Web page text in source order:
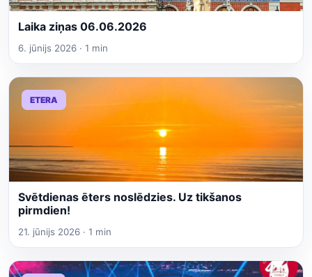
Laika ziņas 06.06.2026
6. jūnijs 2026 · 1 min
ETERA
Svētdienas ēters noslēdzies. Uz tikšanos
pirmdien!
21. jūnijs 2026 · 1 min